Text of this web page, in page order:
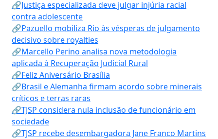
🔗Justiça especializada deve julgar injúria racial
contra adolescente
🔗Pazuello mobiliza Rio às vésperas de julgamento
decisivo sobre royalties
🔗Marcello Perino analisa nova metodologia
aplicada à Recuperação Judicial Rural
🔗Feliz Aniversário Brasília
🔗Brasil e Alemanha firmam acordo sobre minerais
críticos e terras raras
🔗TJSP considera nula inclusão de funcionário em
sociedade
🔗TJSP recebe desembargadora Jane Franco Martins